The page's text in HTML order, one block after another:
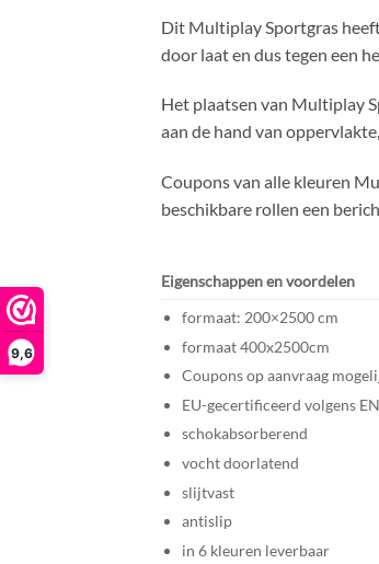
9,6
Dit Multiplay Sportgras
door laat en dus tegen een
Het plaatsen van Multiplay
aan de hand van
Coupons van alle kleuren
beschikbare rollen een
Eigenschappen en voordelen
formaat: 200×2500 cm
formaat 400x2500cm
Coupons op aanvraag
EU-gecertificeerd volgens
schokabsorberend
vocht doorlatend
slijtvast
antislip
in 6 kleuren leverbaar